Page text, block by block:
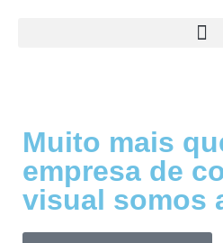
Muito mais
empresa de
visual somos